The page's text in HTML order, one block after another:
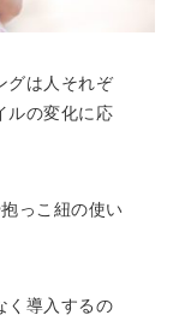
グは人それぞ
ルの変化に応
っこ紐の使い
く導入するの